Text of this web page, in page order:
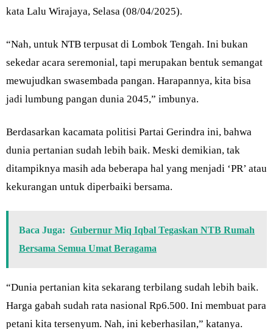
kata Lalu Wirajaya, Selasa (08/04/2025).
“Nah, untuk NTB terpusat di Lombok Tengah. Ini bukan
sekedar acara seremonial, tapi merupakan bentuk semangat
mewujudkan swasembada pangan. Harapannya, kita bisa
jadi lumbung pangan dunia 2045,” imbunya.
Berdasarkan kacamata politisi Partai Gerindra ini, bahwa
dunia pertanian sudah lebih baik. Meski demikian, tak
ditampiknya masih ada beberapa hal yang menjadi ‘PR’ atau
kekurangan untuk diperbaiki bersama.
Baca Juga: Gubernur Miq Iqbal Tegaskan NTB Rumah
Bersama Semua Umat Beragama
“Dunia pertanian kita sekarang terbilang sudah lebih baik.
Harga gabah sudah rata nasional Rp6.500. Ini membuat para
petani kita tersenyum. Nah, ini keberhasilan,” katanya.